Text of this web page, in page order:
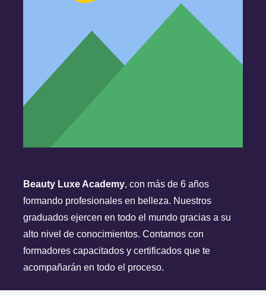
Beauty Luxe Academy, con más de 6 años
formando profesionales en belleza. Nuestros
graduados ejercen en todo el mundo gracias a su
alto nivel de conocimientos. Contamos con
formadores capacitados y certificados que te
acompañarán en todo el proceso.